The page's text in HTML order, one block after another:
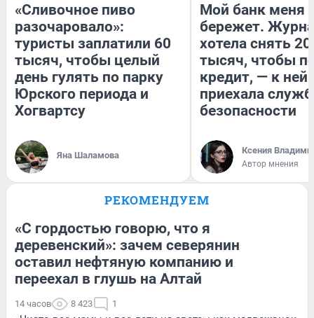
«Сливочное пиво
разочаровало»:
туристы заплатили 60
тысяч, чтобы целый
день гулять по парку
Юрского периода и
Хогвартсу
Яна Шаламова
Мой банк меня
бережет.
хотела снять
тысяч, чтобы
кредит, — к
приехала
безопасности
Ксения
Автор мнения
РЕКОМЕНДУЕМ
«С гордостью говорю, что я
деревенский»: зачем северянин
оставил нефтяную компанию и
переехал в глушь на Алтай
14 часов 8 423 1